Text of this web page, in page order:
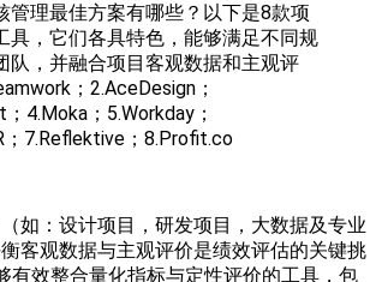
管理最佳方案有哪些？以下是8款项
具，它们各具特色，能够满足不同规
队，并融合项目客观数据和主观评
；2.AceDesign；
4.Moka；5.Workday；
；7.Reflektive；8.Profit.co
如：设计项目，研发项目，大数据及专业
客观数据与主观评价是绩效评估的关键挑
有效整合量化指标与定性评价的工具，包